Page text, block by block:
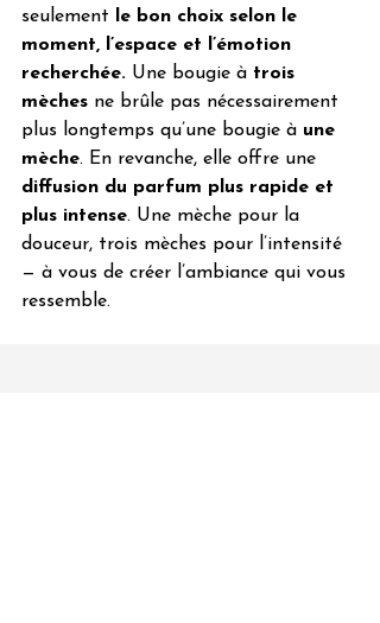
seulement le bon choix selon le
moment, l’espace et l’émotion
recherchée. Une bougie à trois
mèches ne brûle pas nécessairement
plus longtemps qu’une bougie à une
mèche. En revanche, elle offre une
diffusion du parfum plus rapide et
plus intense. Une mèche pour la
douceur, trois mèches pour l’intensité
— à vous de créer l’ambiance qui vous
ressemble.